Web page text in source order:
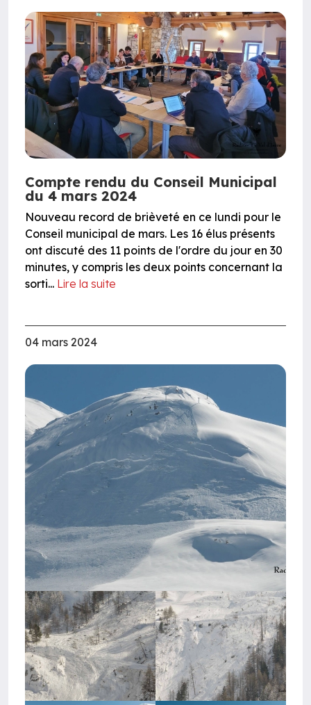
Compte rendu du Conseil Municipal
du 4 mars 2024
Nouveau record de brièveté en ce lundi pour le
Conseil municipal de mars. Les 16 élus présents
ont discuté des 11 points de l'ordre du jour en 30
minutes, y compris les deux points concernant la
sorti... Lire la suite
04 mars 2024